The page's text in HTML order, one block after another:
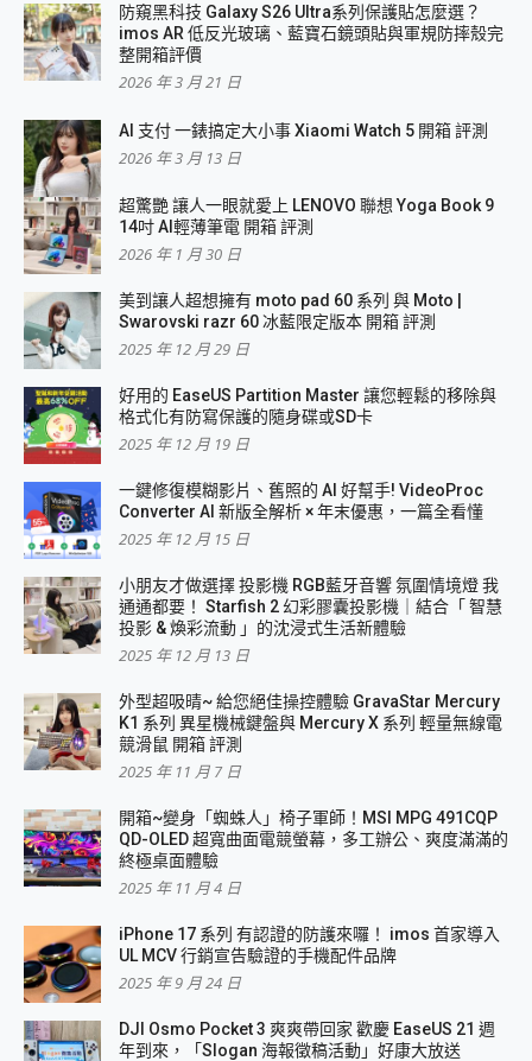
防窺黑科技 Galaxy S26 Ultra系列保護貼怎麼選？
imos AR 低反光玻璃、藍寶石鏡頭貼與軍規防摔殼完
整開箱評價
2026 年 3 月 21 日
AI 支付 一錶搞定大小事 Xiaomi Watch 5 開箱 評測
2026 年 3 月 13 日
超驚艷 讓人一眼就愛上 LENOVO 聯想 Yoga Book 9
14吋 AI輕薄筆電 開箱 評測
2026 年 1 月 30 日
美到讓人超想擁有 moto pad 60 系列 與 Moto |
Swarovski razr 60 冰藍限定版本 開箱 評測
2025 年 12 月 29 日
好用的 EaseUS Partition Master 讓您輕鬆的移除與
格式化有防寫保護的隨身碟或SD卡
2025 年 12 月 19 日
一鍵修復模糊影片、舊照的 AI 好幫手! VideoProc
Converter AI 新版全解析 × 年末優惠，一篇全看懂
2025 年 12 月 15 日
小朋友才做選擇 投影機 RGB藍牙音響 氛圍情境燈 我
通通都要！ Starfish 2 幻彩膠囊投影機｜結合「 智慧
投影 & 煥彩流動 」的沈浸式生活新體驗
2025 年 12 月 13 日
外型超吸晴~ 給您絕佳操控體驗 GravaStar Mercury
K1 系列 異星機械鍵盤與 Mercury X 系列 輕量無線電
競滑鼠 開箱 評測
2025 年 11 月 7 日
開箱~變身「蜘蛛人」椅子軍師！MSI MPG 491CQP
QD-OLED 超寬曲面電競螢幕，多工辦公、爽度滿滿的
終極桌面體驗
2025 年 11 月 4 日
iPhone 17 系列 有認證的防護來囉！ imos 首家導入
UL MCV 行銷宣告驗證的手機配件品牌
2025 年 9 月 24 日
DJI Osmo Pocket 3 爽爽帶回家 歡慶 EaseUS 21 週
年到來，「Slogan 海報徵稿活動」好康大放送